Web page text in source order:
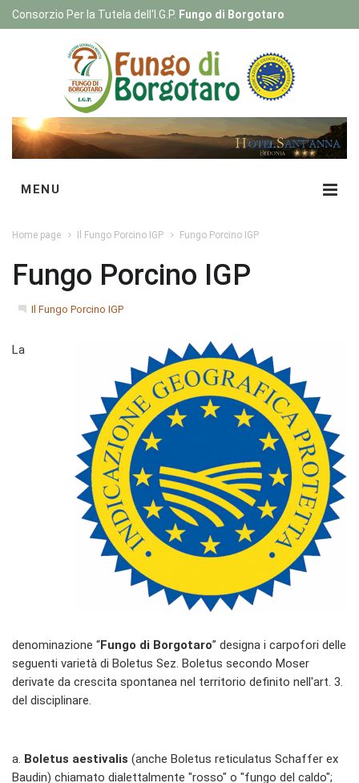
Consorzio Per la Tutela dell'I.G.P. Fungo di Borgotaro
MENU
Home page Il Fungo Porcino IGP Fungo Porcino IGP
Fungo Porcino IGP
Il Fungo Porcino IGP
La
denominazione “Fungo di Borgotaro” designa i carpofori delle
seguenti varietà di Boletus Sez. Boletus secondo Moser
derivate da crescita spontanea nel territorio definito nell'art. 3.
del disciplinare.
a. Boletus aestivalis (anche Boletus reticulatus Schaffer ex
Baudin) chiamato dialettalmente "rosso" o "fungo del caldo";